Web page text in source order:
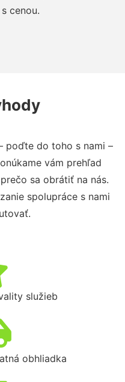
cenou.
poďte do toho s nami –
vám prehľad
sa obrátiť na nás.
spolupráce s nami
služieb
obhliadka